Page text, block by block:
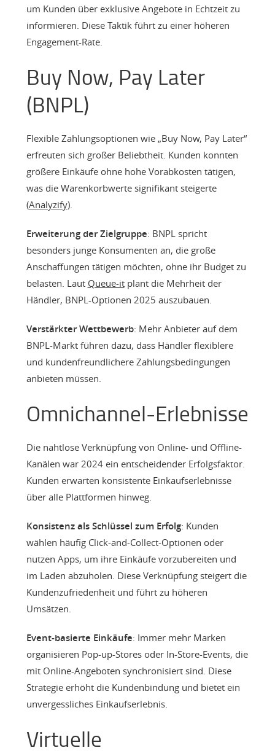
um Kunden über exklusive Angebote in Echtzeit zu
informieren. Diese Taktik führt zu einer höheren
Engagement-Rate.
Buy Now, Pay Later
(BNPL)
Flexible Zahlungsoptionen wie „Buy Now, Pay Later“
erfreuten sich großer Beliebtheit. Kunden konnten
größere Einkäufe ohne hohe Vorabkosten tätigen,
was die Warenkorbwerte signifikant steigerte
(Analyzify).
Erweiterung der Zielgruppe: BNPL spricht
besonders junge Konsumenten an, die große
Anschaffungen tätigen möchten, ohne ihr Budget zu
belasten. Laut Queue-itplant die Mehrheit der
Händler, BNPL-Optionen 2025 auszubauen.
Verstärkter Wettbewerb: Mehr Anbieter auf dem
BNPL-Markt führen dazu, dass Händler flexiblere
und kundenfreundlichere Zahlungsbedingungen
anbieten müssen.
Omnichannel-Erlebnisse
Die nahtlose Verknüpfung von Online- und Offline-
Kanälen war 2024 ein entscheidender Erfolgsfaktor.
Kunden erwarten konsistente Einkaufserlebnisse
über alle Plattformen hinweg.
Konsistenz als Schlüssel zum Erfolg: Kunden
wählen häufig Click-and-Collect-Optionen oder
nutzen Apps, um ihre Einkäufe vorzubereiten und
im Laden abzuholen. Diese Verknüpfung steigert die
Kundenzufriedenheit und führt zu höheren
Umsätzen.
Event-basierte Einkäufe: Immer mehr Marken
organisieren Pop-up-Stores oder In-Store-Events, die
mit Online-Angeboten synchronisiert sind. Diese
Strategie erhöht die Kundenbindung und bietet ein
unvergessliches Einkaufserlebnis.
Virtuelle